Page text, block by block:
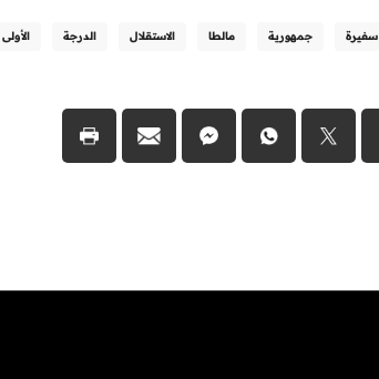
سفيرة جمهورية مالطا الاستقلال الدرجة الأولى